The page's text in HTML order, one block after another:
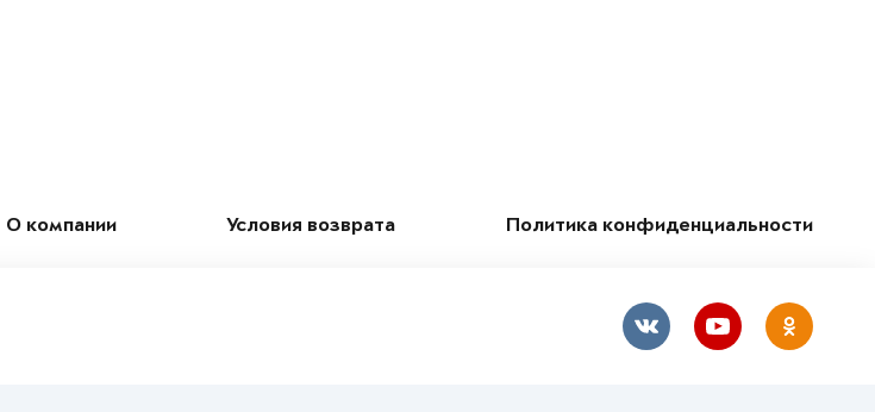
О компании Условия возврата Политика конфиденциальности